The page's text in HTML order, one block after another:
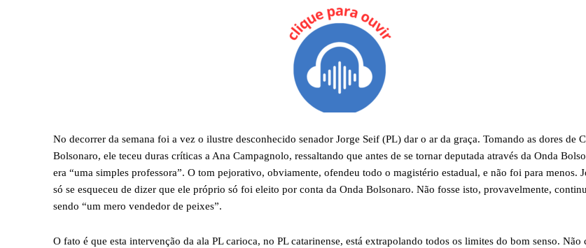
No decorrer da semana foi a vez o ilustre desconhecido senador Jorge Seif (PL) dar o ar da graça. Tomando as dores de
Bolsonaro, ele teceu duras críticas a Ana Campagnolo, ressaltando que antes de se tornar deputada através da Onda
era “uma simples professora”. O tom pejorativo, obviamente, ofendeu todo o magistério estadual, e não foi para menos.
só se esqueceu de dizer que ele próprio só foi eleito por conta da Onda Bolsonaro. Não fosse isto, provavelmente,
sendo “um mero vendedor de peixes”.
O fato é que esta intervenção da ala PL carioca, no PL catarinense, está extrapolando todos os limites do bom senso. Não